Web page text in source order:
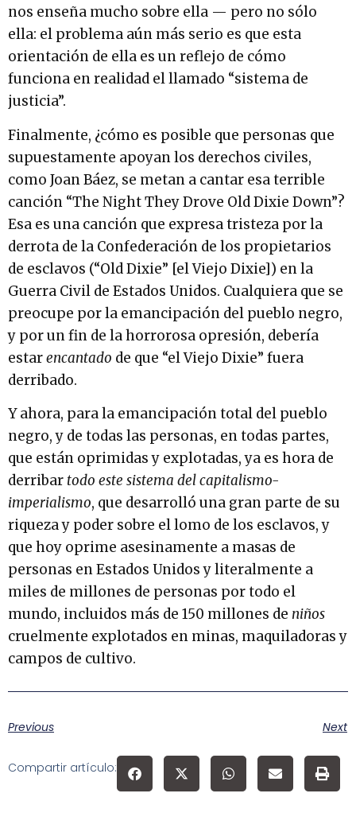
nos enseña mucho sobre ella — pero no sólo
ella: el problema aún más serio es que esta
orientación de ella es un reflejo de cómo
funciona en realidad el llamado “sistema de
justicia”.
Finalmente, ¿cómo es posible que personas que
supuestamente apoyan los derechos civiles,
como Joan Báez, se metan a cantar esa terrible
canción “The Night They Drove Old Dixie Down”?
Esa es una canción que expresa tristeza por la
derrota de la Confederación de los propietarios
de esclavos (“Old Dixie” [el Viejo Dixie]) en la
Guerra Civil de Estados Unidos. Cualquiera que se
preocupe por la emancipación del pueblo negro,
y por un fin de la horrorosa opresión, debería
estarencantado de que “el Viejo Dixie” fuera
derribado.
Y ahora, para la emancipación total del pueblo
negro, y de todas las personas, en todas partes,
que están oprimidas y explotadas, ya es hora de
derribar todo este sistema del capitalismo-
imperialismo, que desarrolló una gran parte de su
riqueza y poder sobre el lomo de los esclavos, y
que hoy oprime asesinamente a masas de
personas en Estados Unidos y literalmente a
miles de millones de personas por todo el
mundo, incluidos más de 150 millones de niños
cruelmente explotados en minas, maquiladoras y
campos de cultivo.
Previous Next
Compartir artículo: